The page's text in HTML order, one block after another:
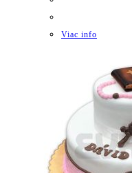
Viac info